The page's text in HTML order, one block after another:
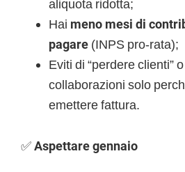
aliquota ridotta;
Hai meno mesi di
pagare (INPS pro-rata);
Eviti di “perdere clienti”
collaborazioni solo
emettere fattura.
✅Aspettare gennaio